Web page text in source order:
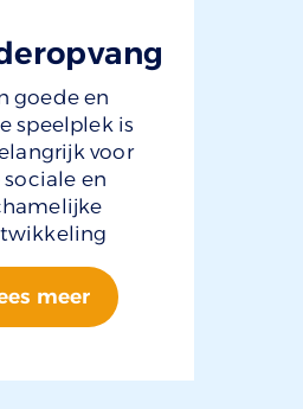
goede en
speelplek is
voor
sociale en
meer